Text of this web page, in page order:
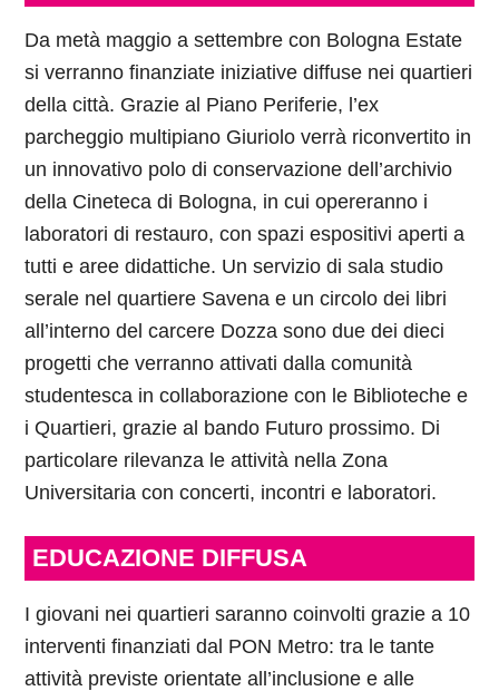
Da metà maggio a settembre con Bologna Estate
si verranno finanziate iniziative diffuse nei quartieri
della città. Grazie al Piano Periferie, l’ex
parcheggio multipiano Giuriolo verrà riconvertito in
un innovativo polo di conservazione dell’archivio
della Cineteca di Bologna, in cui opereranno i
laboratori di restauro, con spazi espositivi aperti a
tutti e aree didattiche. Un servizio di sala studio
serale nel quartiere Savena e un circolo dei libri
all’interno del carcere Dozza sono due dei dieci
progetti che verranno attivati dalla comunità
studentesca in collaborazione con le Biblioteche e
i Quartieri, grazie al bando Futuro prossimo. Di
particolare rilevanza le attività nella Zona
Universitaria con concerti, incontri e laboratori.
EDUCAZIONE DIFFUSA
I giovani nei quartieri saranno coinvolti grazie a 10
interventi finanziati dal PON Metro: tra le tante
attività previste orientate all’inclusione e alle